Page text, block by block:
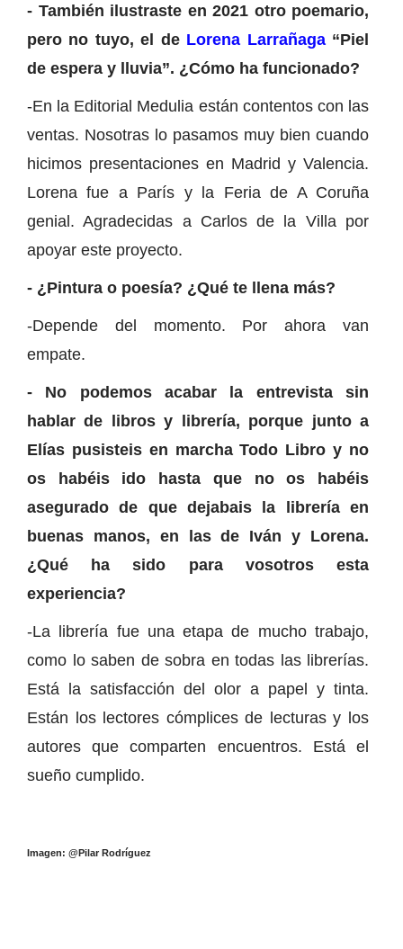
- También ilustraste en 2021 otro poemario,
pero no tuyo, el de Lorena Larrañaga“Piel
de espera y lluvia”. ¿Cómo ha funcionado?
-En la Editorial Medulia están contentos con las
ventas. Nosotras lo pasamos muy bien cuando
hicimos presentaciones en Madrid y Valencia.
Lorena fue a París y la Feria de A Coruña
genial. Agradecidas a Carlos de la Villa por
apoyar este proyecto.
- ¿Pintura o poesía? ¿Qué te llena más?
-Depende del momento. Por ahora van
empate.
- No podemos acabar la entrevista sin
hablar de libros y librería, porque junto a
Elías pusisteis en marcha Todo Libro y no
os habéis ido hasta que no os habéis
asegurado de que dejabais la librería en
buenas manos, en las de Iván y Lorena.
¿Qué ha sido para vosotros esta
experiencia?
-La librería fue una etapa de mucho trabajo,
como lo saben de sobra en todas las librerías.
Está la satisfacción del olor a papel y tinta.
Están los lectores cómplices de lecturas y los
autores que comparten encuentros. Está el
sueño cumplido.
Imagen: @Pilar Rodríguez